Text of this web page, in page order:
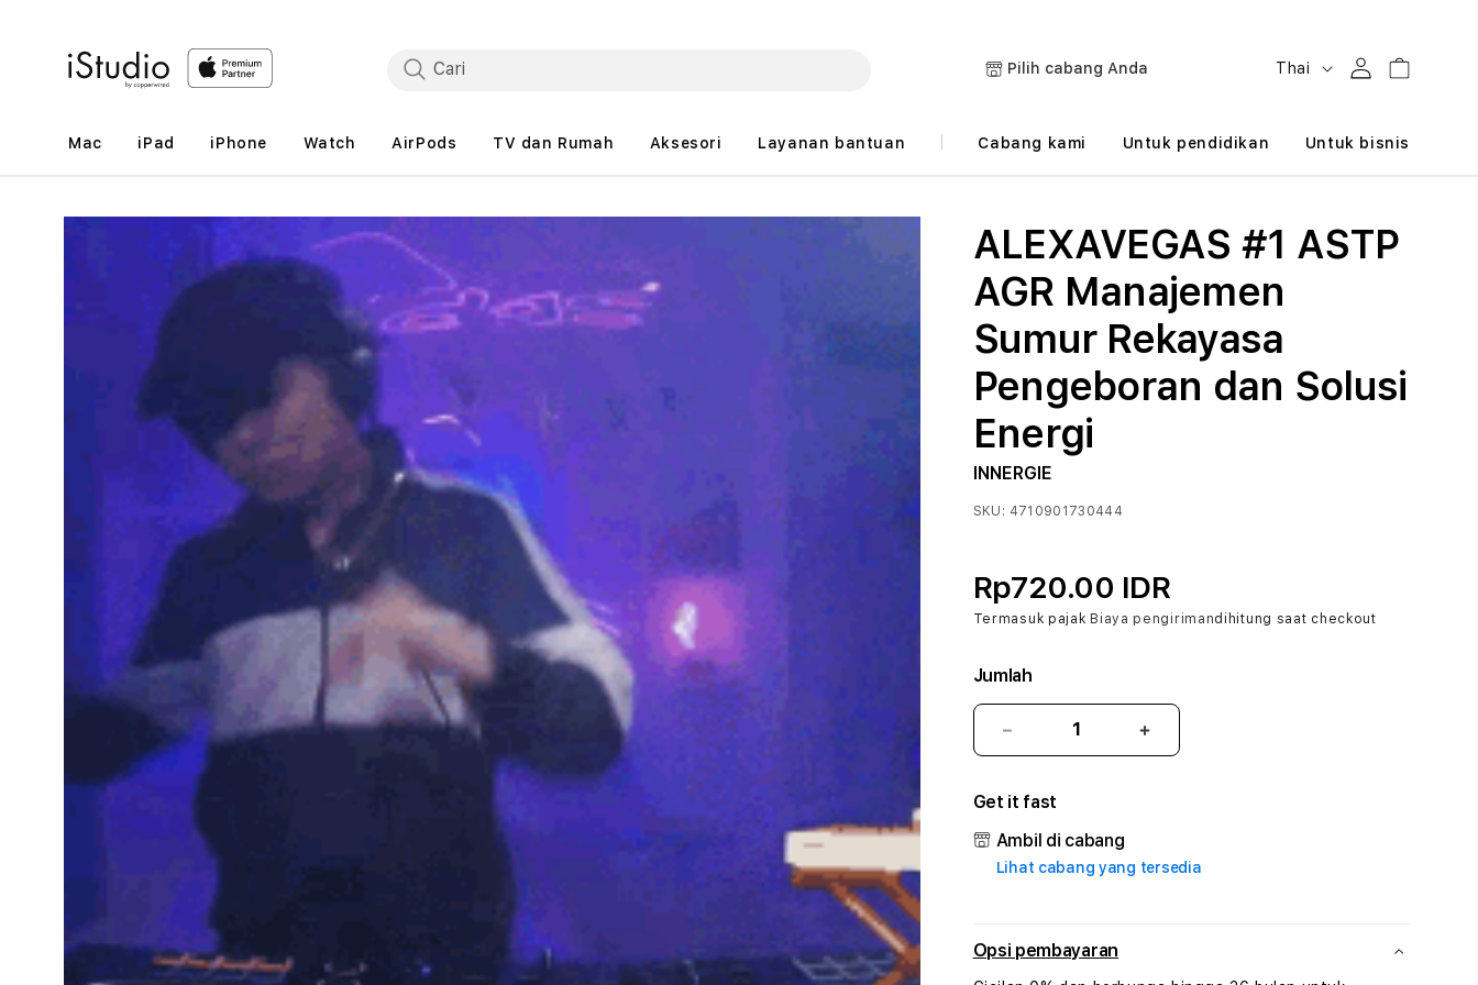
Pilih cabang Anda
B
h
a
Thai MasukKeranjang
Mac iPad iPhone Watch AirPods TV dan Rumah Aksesori Layanan bantuan Cabang kami Untuk pendidikan Untuk bisnis
Lewati
ALEXAVEGAS #1 ASTP
AGR Manajemen
Sumur Rekayasa
Pengeboran dan Solusi
Energi
INNERGIE
SKU: 4710901730444
Rp720.00 IDR
Termasuk pajak Biaya pengirimandihitung saat checkout
Jumlah
Kurangi
jumlah
ALEXAVEGAS
#1
ASTP
AGR
Rekayasa
Tambah
jumlah
ASTP
AGR
Get it fast
Ambil di cabang
Lihat cabang yang tersedia
Opsi pembayaran